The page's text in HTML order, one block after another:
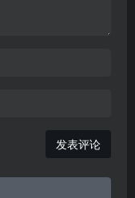
发表评论